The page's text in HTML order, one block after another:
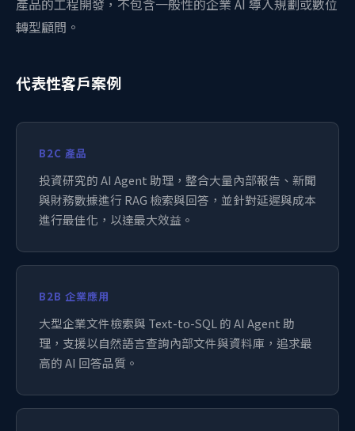
產品的工程開發，不包含一般性的企業 AI 導入規劃或數位
轉型顧問。
代表性客戶案例
B2C 產品
投資研究的 AI Agent 助理，整合大量內部報告、新聞
與財務數據進行 RAG 檢索與回答，並針對延遲與成本
進行最佳化，以達最大效益。
B2B 企業應用
大型企業文件檢索與 Text-to-SQL 的 AI Agent 助
理，支援以自然語言查詢內部文件與資料庫，追求最
高的 AI 回答品質。